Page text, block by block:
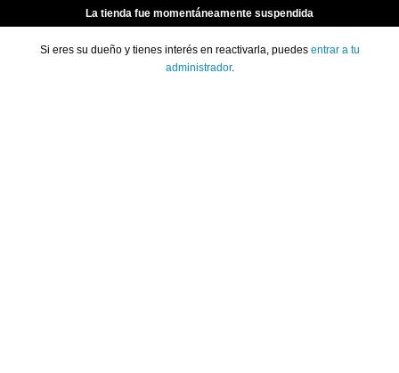
La tienda fue momentáneamente suspendida
Si eres su dueño y tienes interés en reactivarla, puedes entrar a tu
administrador.